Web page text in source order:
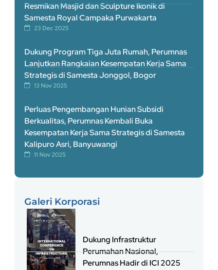
Resmikan Masjid dan Sculpture Ikonik di
Samesta Royal Campaka Purwakarta
23 Dec 2025
Dukung Program Tiga Juta Rumah, Perumnas
Lanjutkan Rangkaian Kesempatan Kerja Sama
Strategis di Samesta Jonggol, Bogor
13 Nov 2025
Perluas Pengembangan Hunian Subsidi
Berkualitas, Perumnas Kembali Buka
Kesempatan Kerja Sama Strategis di Samesta
Kalipuro Asri, Banyuwangi
11 Nov 2025
Galeri Korporasi
Dukung Infrastruktur
Perumahan Nasional,
Perumnas Hadir di ICI 2025